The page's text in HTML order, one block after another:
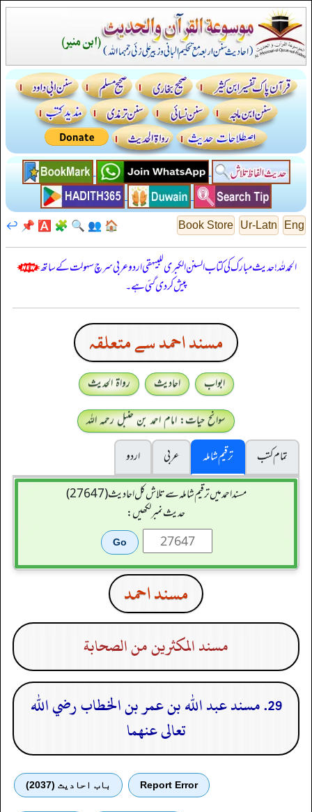
Eng
Ur-Latn
Book Store
🏠
👥
🔍
🧩
🅰️
📌
↩️
الحمدللہ! حدیث مبارک کی کتاب السنن الكبرى للبيهقي اردو عربی سرچ سہولت کے ساتھ
پیش کر دی گئی ہے۔
مسند احمد سے متعلقہ
ابواب احادیث
رواۃ الحدیث
سوانح حیات: امام احمد بن حنبل رحمہ اللہ
تمام کتب
ترقیم شاملہ عربی
اردو
مسند احمد میں ترقیم شاملہ سے تلاش کل احادیث (27647)
حدیث نمبر لکھیں:
مسند احمد
مسند المكثرين من الصحابة
29. مسند عبد الله بن عمر بن الخطاب رضي الله
تعالى عنهما
Report Error باب احادیث (2037)